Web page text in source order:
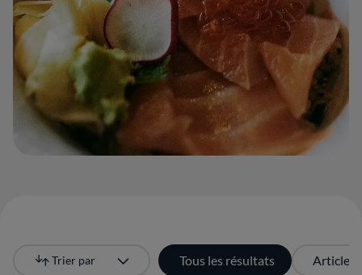
Tous les résultats Articles
Trier par
Le plus récent